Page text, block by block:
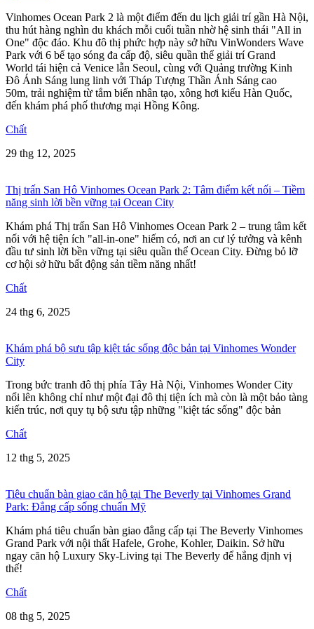
Vinhomes Ocean Park 2 là một điểm đến du lịch giải trí gần Hà Nội,
thu hút hàng nghìn du khách mỗi cuối tuần nhờ hệ sinh thái "All in
One" độc đáo. Khu đô thị phức hợp này sở hữu VinWonders Wave
Park với 6 bể tạo sóng đa cấp độ, siêu quần thể giải trí Grand
World tái hiện cả Venice lẫn Seoul, cùng với Quảng trường Kinh
Đô Ánh Sáng lung linh với Tháp Tượng Thần Ánh Sáng cao
50m, trải nghiệm từ tắm biển nhân tạo, xông hơi kiểu Hàn Quốc,
đến khám phá phố thương mại Hồng Kông.
Chất
29 thg 12, 2025
Thị trấn San Hô Vinhomes Ocean Park 2: Tâm điểm kết nối – Tiềm
năng sinh lời bền vững tại Ocean City
Khám phá Thị trấn San Hô Vinhomes Ocean Park 2 – trung tâm kết
nối với hệ tiện ích "all-in-one" hiếm có, nơi an cư lý tưởng và kênh
đầu tư sinh lời bền vững tại siêu quần thể Ocean City. Đừng bỏ lỡ
cơ hội sở hữu bất động sản tiềm năng nhất!
Chất
24 thg 6, 2025
Khám phá bộ sưu tập kiệt tác sống độc bản tại Vinhomes Wonder
City
Trong bức tranh đô thị phía Tây Hà Nội, Vinhomes Wonder City
nổi lên không chỉ như một đại đô thị tiện ích mà còn là một bảo tàng
kiến trúc, nơi quy tụ bộ sưu tập những "kiệt tác sống" độc bản
Chất
12 thg 5, 2025
Tiêu chuẩn bàn giao căn hộ tại The Beverly tại Vinhomes Grand
Park: Đẳng cấp sống chuẩn Mỹ
Khám phá tiêu chuẩn bàn giao đẳng cấp tại The Beverly Vinhomes
Grand Park với nội thất Hafele, Grohe, Kohler, Daikin. Sở hữu
ngay căn hộ Luxury Sky-Living tại The Beverly để hẳng định vị
thế!
Chất
08 thg 5, 2025